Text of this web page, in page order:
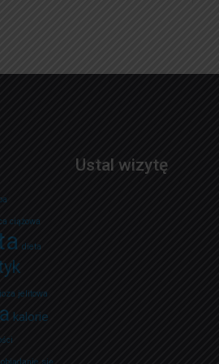
ciążowa
dieta
jelitowa
kalorie
Ustal wizytę